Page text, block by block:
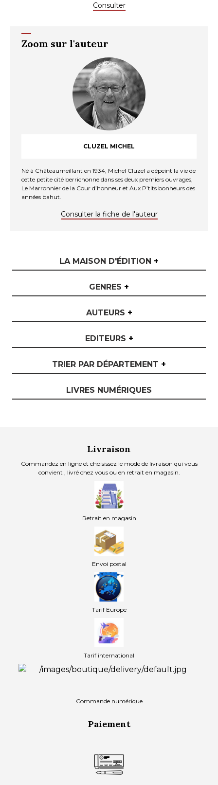
LA MAISON D'ÉDITION +
GENRES +
AUTEURS +
EDITEURS +
TRIER PAR DÉPARTEMENT +
LIVRES NUMÉRIQUES
Consulter
Zoom sur l'auteur
CLUZEL MICHEL
Né à Châteaumeillant en 1934, Michel Cluzel a dépeint la vie de
cette petite cité berrichonne dans ses deux premiers ouvrages,
Le Marronnier de la Cour d’honneur et Aux P’tits bonheurs des
années bahut.
Consulter la fiche de l'auteur
Livraison
Commandez en ligne et choisissez le mode de livraison qui vous
convient , livré chez vous ou en retrait en magasin.
Retrait en magasin
Envoi postal
Tarif Europe
Tarif international
Commande numérique
Paiement